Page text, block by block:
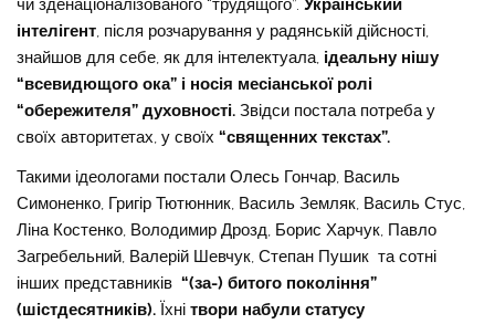
чи зденаціоналізованого “трудящого”.Український
інтелігент, після розчарування у радянській дійсності,
знайшов для себе, як для інтелектуала, ідеальну нішу
“всевидющого ока” і носія месіанської ролі
“обережителя” духовності. Звідси постала потреба у
своїх авторитетах, у своїх“священних текстах”.
Такими ідеологами постали Олесь Гончар, Василь
Симоненко, Григір Тютюнник, Василь Земляк, Василь Стус,
Ліна Костенко, Володимир Дрозд, Борис Харчук, Павло
Загребельний, Валерій Шевчук, Степан Пушик та сотні
інших представників“(за-) битого покоління”
(шістдесятників). Їхнітвори набули статусу